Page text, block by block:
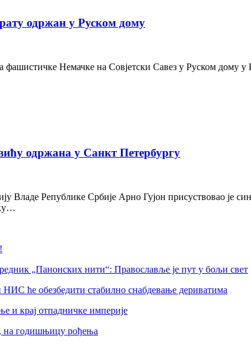
одржан у Руском дому
Немачке на Совјетски Савез у Руском дому у
одржана у Санкт Петербургу
Владе Републике Србије Арно Гујон присуствовао је
„Панонских нити“: Православље је пут у бољи свет
ће обезбедити стабилно снабдевање дериватима
и крај отпадничке империје
на годишњицу рођења